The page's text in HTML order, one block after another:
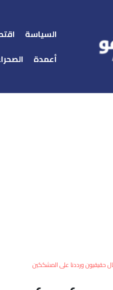
السياسة
أعمدة
حقيقيون ورددنا على المشككين